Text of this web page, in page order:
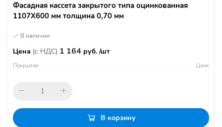
Фасадная кассета закрытого типа оцинкованная
1107Х600 мм толщина 0,70 мм
В наличии
Цена (с НДС) 1 164 руб. /шт
Покрытие Цинк
В корзину